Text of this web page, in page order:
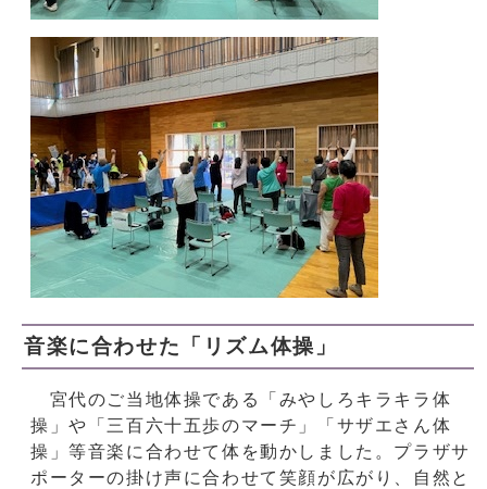
音楽に合わせた「リズム体操」
宮代のご当地体操である「みやしろキラキラ体
操」や「三百六十五歩のマーチ」「サザエさん体
操」等音楽に合わせて体を動かしました。プラザサ
ポーターの掛け声に合わせて笑顔が広がり、自然と